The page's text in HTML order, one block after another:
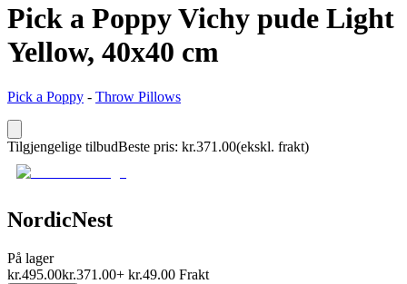
Pick a Poppy Vichy pude Light
Yellow, 40x40 cm
Pick a Poppy - Throw Pillows
Tilgjengelige tilbudBeste pris: kr.371.00(ekskl. frakt)
NordicNest
På lager
kr.495.00kr.371.00+ kr.49.00 Frakt